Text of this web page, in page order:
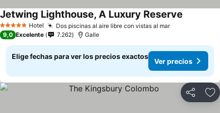
5 Estrellas Hotel Dos piscinas al aire libre con vistas al mar
Jetwing Lighthouse, A Luxury Reserve
9,0 Excelente 7.262 Galle
Elige fechas para ver los precios exactos
Ver precios
Compartir